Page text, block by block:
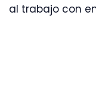
al trabajo con